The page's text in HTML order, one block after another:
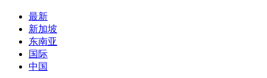
最新
新加坡
东南亚
国际
中国